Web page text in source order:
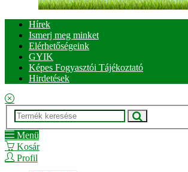
Hírek
Ismerj meg minket
Elérhetőségeink
GYIK
Képes Fogyasztói Tájékoztató
Hirdetések
Menü
Kosár
Profil